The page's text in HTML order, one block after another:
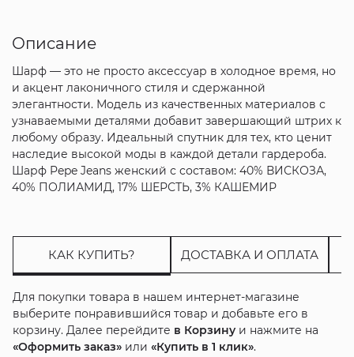
Описание
Шарф — это не просто аксессуар в холодное время, но
и акцент лаконичного стиля и сдержанной
элегантности. Модель из качественных материалов с
узнаваемыми деталями добавит завершающий штрих к
любому образу. Идеальный спутник для тех, кто ценит
наследие высокой моды в каждой детали гардероба.
Шарф Pepe Jeans женский с составом: 40% ВИСКОЗА,
40% ПОЛИАМИД, 17% ШЕРСТЬ, 3% КАШЕМИР
КАК КУПИТЬ? ДОСТАВКА И ОПЛАТА
Для покупки товара в нашем интернет-магазине
выберите понравившийся товар и добавьте его в
корзину. Далее перейдите в Корзинуи нажмите на
«Оформить заказ»или «Купить в 1 клик».